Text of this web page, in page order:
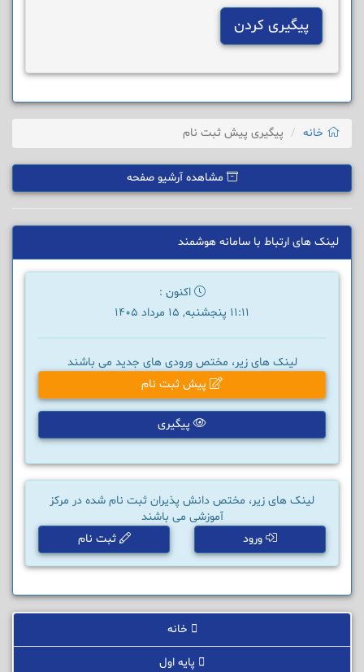
پیگیری کردن
خانه پیگیری پیش ثبت نام
مشاهده آرشیو صفحه
لینک های ارتباط با سامانه هوشمند
اکنون :
11:11 پنجشنبه, 15 مرداد 1405
لینک های زیر، مختص ورودی های جدید می باشند
پیش ثبت نام
پیگیری
لینک های زیر، مختص دانش پذیران ثبت نام شده در مرکز
آموزشی می باشند
ورود
ثبت نام
خانه
پایه اول